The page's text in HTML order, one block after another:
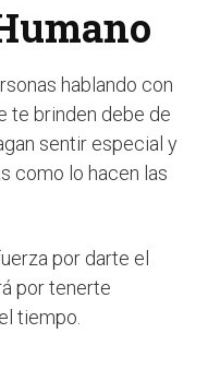
hablando con
te brinden debe de
sentir especial y
como lo hacen las
por darte el
por tenerte
tiempo.